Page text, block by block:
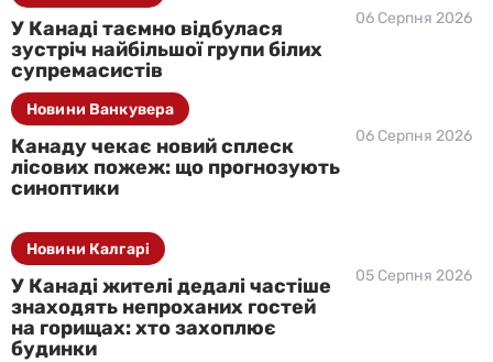
У Канаді таємно відбулася
зустріч найбільшої групи білих
супремасистів
06 Серпня 2026
Канаду чекає новий сплеск
лісових пожеж: що прогнозують
синоптики
06 Серпня 2026
Новини Ванкувера
У Канаді жителі дедалі частіше
знаходять непроханих гостей
на горищах: хто захоплює
будинки
05 Серпня 2026
Новини Калгарі